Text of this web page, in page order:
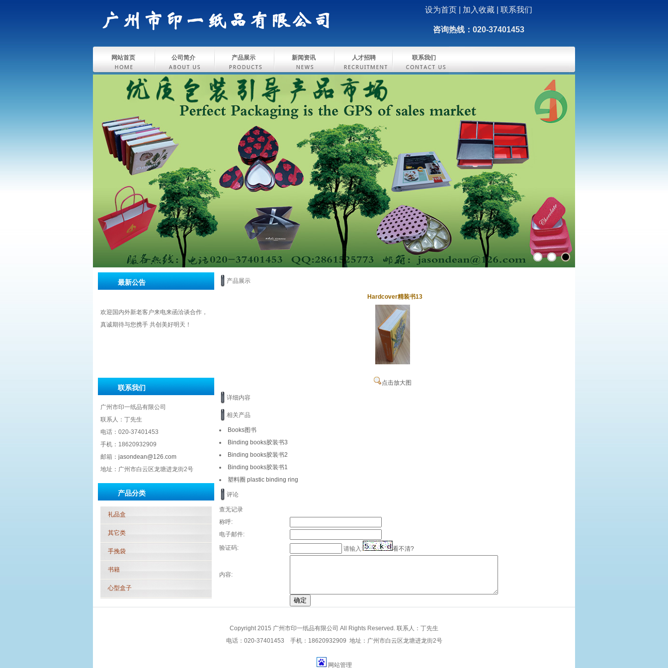
设为首页 加入收藏 联系我们
咨询热线：020-37401453
网站首页 公司简介 产品展示 新闻资讯 人才招聘 联系我们
最新公告
欢迎国内外新老客户来电来函洽谈合作，
真诚期待与您携手 共创美好明天！
联系我们
广州市印一纸品有限公司
联系人：丁先生
电话：020-37401453
手机：18620932909
邮箱： jasondean@126.com
地址：广州市白云区龙塘进龙街2号
产品分类
礼品盒
其它类
手挽袋
书籍
心型盒子
产品展示
Hardcover精装书13
点击放大图
详细内容
相关产品
Books图书
Binding books胶装书3
Binding books胶装书2
Binding books胶装书1
塑料圈 plastic binding ring
评论
查无记录
称呼:
电子邮件:
验证码:
请输入: 看不清?
内容:
Copyright 2015 广州市印一纸品有限公司 All Rights Reserved. 联系人：丁先生
电话：020-37401453 手机：18620932909 地址：广州市白云区龙塘进龙街2号
网站管理